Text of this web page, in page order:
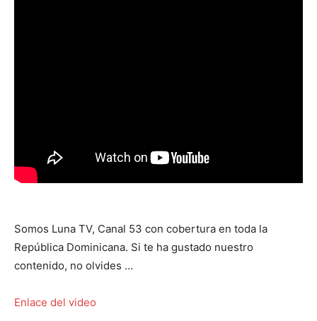
Somos Luna TV, Canal 53 con cobertura en toda la
República Dominicana. Si te ha gustado nuestro
contenido, no olvides …
Enlace del video